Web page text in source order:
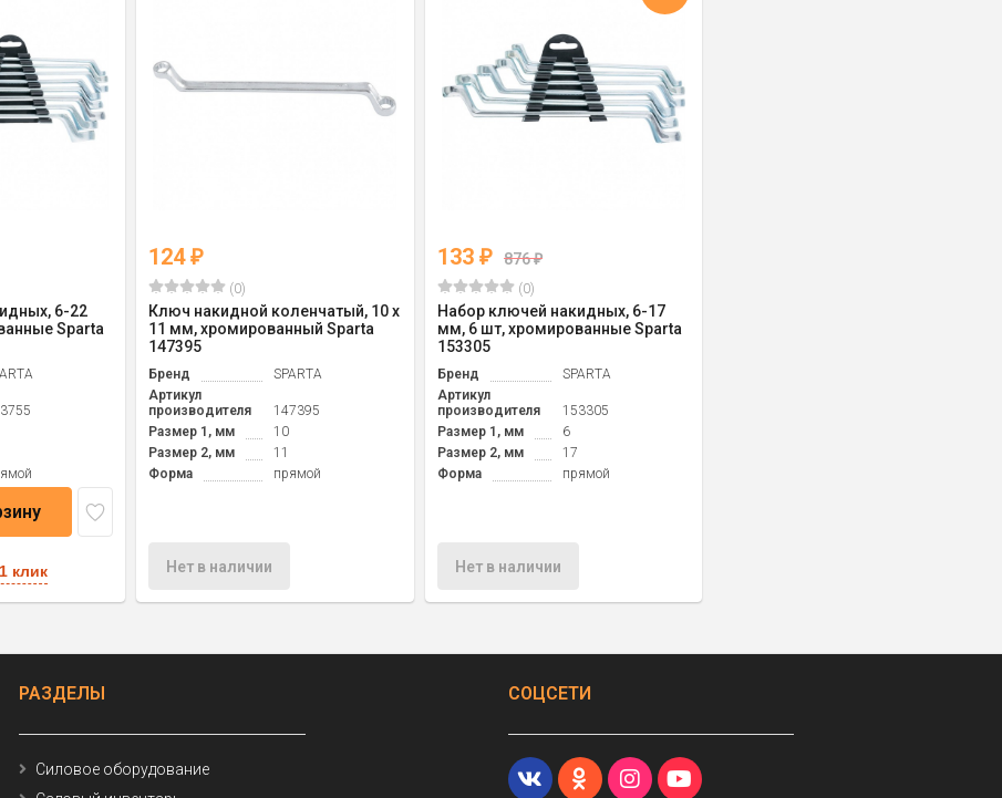
6-22
Sparta
клик
124 ₽
(0)
Ключ накидной коленчатый, 10 х
11 мм, хромированный Sparta
147395
Бренд
SPARTA
Артикул
производителя
147395
Размер 1, мм
10
Размер 2, мм
11
Форма
прямой
Нет в наличии
133 ₽ 876₽
(0)
Набор ключей накидных, 6-17
мм, 6 шт, хромированные Sparta
153305
Бренд
SPARTA
Артикул
производителя
153305
Размер 1, мм
6
Размер 2, мм
17
Форма
прямой
Нет в наличии
РАЗДЕЛЫ
Силовое оборудование
СОЦСЕТИ